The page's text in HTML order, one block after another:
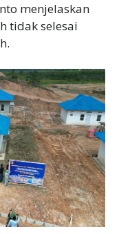
menjelaskan
tidak selesai